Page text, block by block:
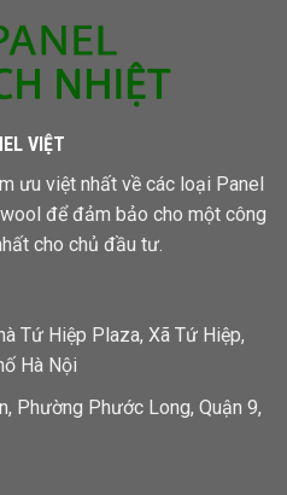
Vuông
VIỆT
ưu việt nhất về các loại Panel
để đảm bảo cho một công
cho chủ đầu tư.
Tứ Hiệp Plaza, Xã Tứ Hiệp,
Hà Nội
Phường Phước Long, Quận 9,